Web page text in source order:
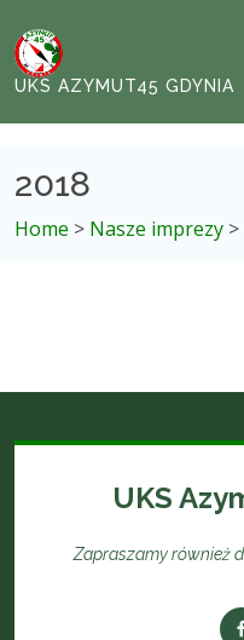
UKS AZYMUT45 GDYNIA
2018
Home > Nasze imprezy >
UKS
Zapraszamy również